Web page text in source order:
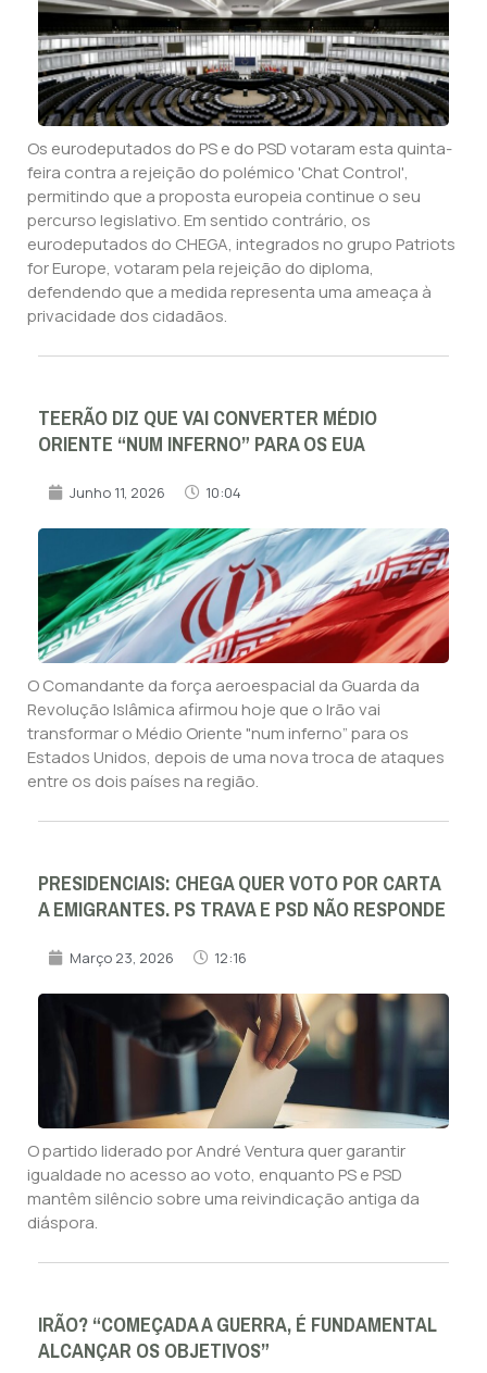
Os eurodeputados do PS e do PSD votaram esta quinta-
feira contra a rejeição do polémico 'Chat Control',
permitindo que a proposta europeia continue o seu
percurso legislativo. Em sentido contrário, os
eurodeputados do CHEGA, integrados no grupo Patriots
for Europe, votaram pela rejeição do diploma,
defendendo que a medida representa uma ameaça à
privacidade dos cidadãos.
TEERÃO DIZ QUE VAI CONVERTER MÉDIO
ORIENTE “NUM INFERNO” PARA OS EUA
Junho 11, 2026 10:04
O Comandante da força aeroespacial da Guarda da
Revolução Islâmica afirmou hoje que o Irão vai
transformar o Médio Oriente "num inferno” para os
Estados Unidos, depois de uma nova troca de ataques
entre os dois países na região.
PRESIDENCIAIS: CHEGA QUER VOTO POR CARTA
A EMIGRANTES. PS TRAVA E PSD NÃO RESPONDE
Março 23, 2026 12:16
O partido liderado por André Ventura quer garantir
igualdade no acesso ao voto, enquanto PS e PSD
mantêm silêncio sobre uma reivindicação antiga da
diáspora.
IRÃO? “COMEÇADA A GUERRA, É FUNDAMENTAL
ALCANÇAR OS OBJETIVOS”